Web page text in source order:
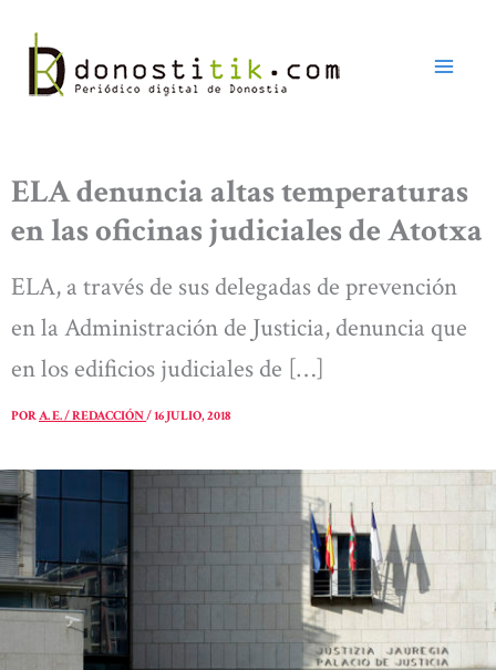
contenido
ELA denuncia altas temperaturas
en las oficinas judiciales de Atotxa
ELA, a través de sus delegadas de prevención
en la Administración de Justicia, denuncia que
en los edificios judiciales de […]
PORA. E. / REDACCIÓN/16 JULIO, 2018